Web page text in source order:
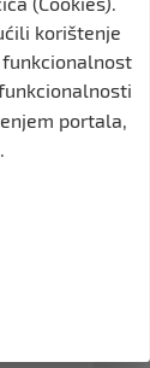
na
za
korištenje
portala,